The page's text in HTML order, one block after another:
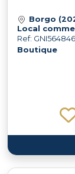
Borgo
Local
Ref: GNI564846
Boutique